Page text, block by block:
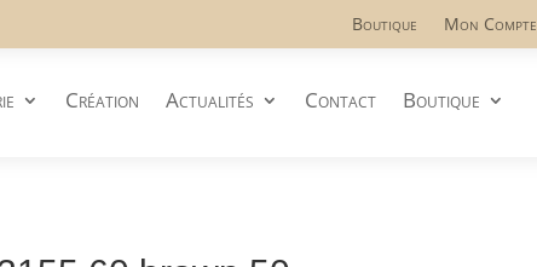
Boutique Mon Compte
Création Actualités Contact Boutique